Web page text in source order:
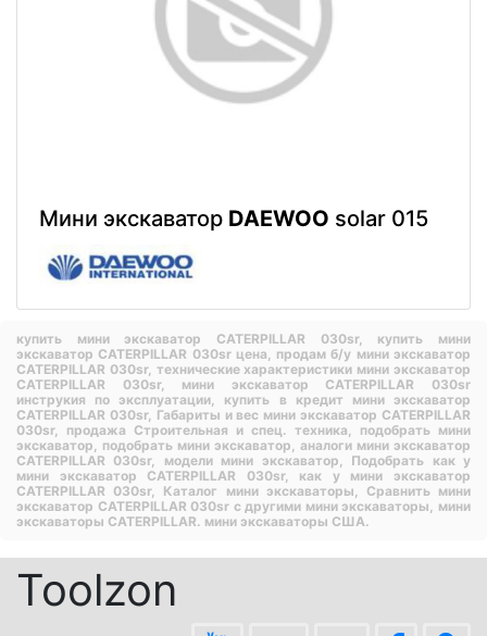
Мини экскаватор DAEWOO solar 015
купить мини экскаватор CATERPILLAR 030sr, купить мини
экскаватор CATERPILLAR 030sr цена, продам б/у мини экскаватор
CATERPILLAR 030sr, технические характеристики мини экскаватор
CATERPILLAR 030sr, мини экскаватор CATERPILLAR 030sr
инструкия по эксплуатации, купить в кредит мини экскаватор
CATERPILLAR 030sr, Габариты и вес мини экскаватор CATERPILLAR
030sr, продажа Строительная и спец. техника, подобрать мини
экскаватор, подобрать мини экскаватор, аналоги мини экскаватор
CATERPILLAR 030sr, модели мини экскаватор, Подобрать как у
мини экскаватор CATERPILLAR 030sr, как у мини экскаватор
CATERPILLAR 030sr, Каталог мини экскаваторы, Сравнить мини
экскаватор CATERPILLAR 030sr с другими мини экскаваторы, мини
экскаваторы CATERPILLAR. мини экскаваторы США.
Toolzon